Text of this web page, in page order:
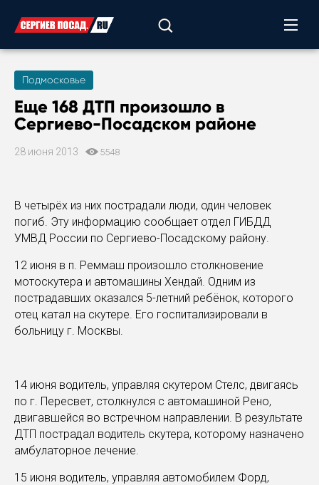
Подмосковье
Еще 168 ДТП произошло в
Сергиево-Посадском районе
28 июня 2013 5548
В четырёх из них пострадали люди, один человек
погиб. Эту информацию сообщает отдел ГИБДД
УМВД России по Сергиево-Посадскому району.
12 июня в п. Реммаш произошло столкновение
мотоскутера и автомашины Хендай. Одним из
пострадавших оказался 5-летний ребёнок, которого
отец катал на скутере. Его госпитализировали в
больницу г. Москвы.
14 июня водитель, управляя скутером Стелс, двигаясь
по г. Пересвет, столкнулся с автомашиной Рено,
двигавшейся во встречном направлении. В результате
ДТП пострадал водитель скутера, которому назначено
амбулаторное лечение.
15 июня водитель, управляя автомобилем Форд,